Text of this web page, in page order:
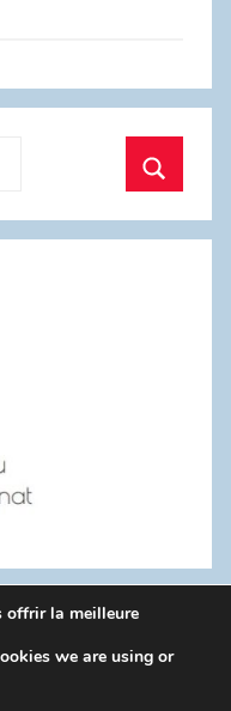
by ThemeZee.
offrir la meilleure
we are using or